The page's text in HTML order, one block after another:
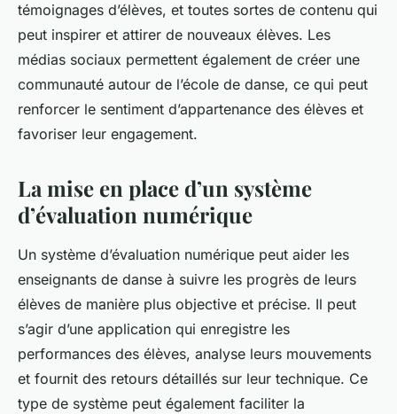
témoignages d’élèves, et toutes sortes de contenu qui
peut inspirer et attirer de nouveaux élèves. Les
médias sociaux permettent également de créer une
communauté autour de l’école de danse, ce qui peut
renforcer le sentiment d’appartenance des élèves et
favoriser leur engagement.
La mise en place d’un système
d’évaluation numérique
Un système d’évaluation numérique peut aider les
enseignants de danse à suivre les progrès de leurs
élèves de manière plus objective et précise. Il peut
s’agir d’une application qui enregistre les
performances des élèves, analyse leurs mouvements
et fournit des retours détaillés sur leur technique. Ce
type de système peut également faciliter la